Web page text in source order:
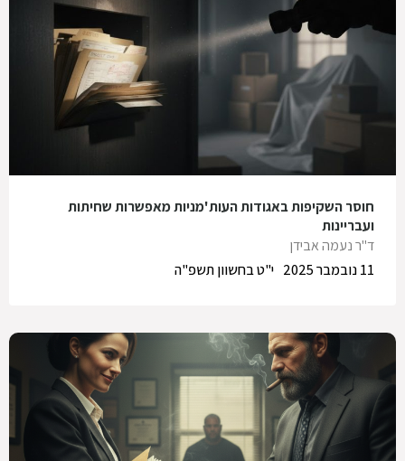
חוסר השקיפות באגודות העות'מניות מאפשרות שחיתות
ועבריינות
ד"ר נעמה אבידן
י"ט בחשוון תשפ"ה
11 נובמבר 2025